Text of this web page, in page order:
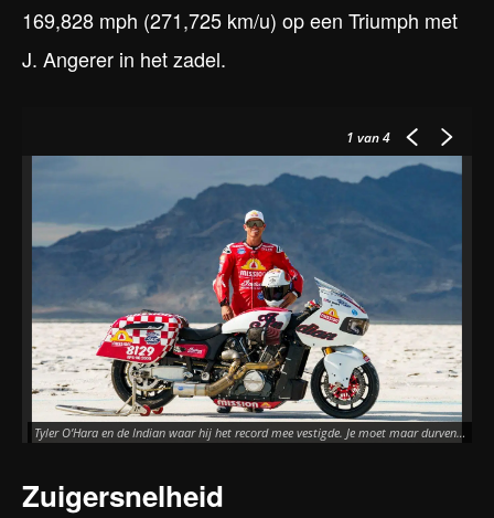
169,828 mph (271,725 km/u) op een Triumph met
J. Angerer in het zadel.
1 van 4
Tyler O’Hara en de Indian waar hij het record mee vestigde. Je moet maar durven…
Zuigersnelheid